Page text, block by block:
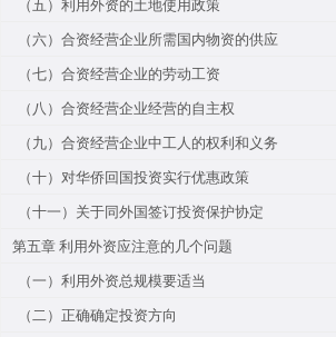
（五）利用外资的土地使用政策
（六）合资经营企业所需国内物资的供应
（七）合资经营企业的劳动工资
（八）合资经营企业经营的自主权
（九）合资经营企业中工人的权利和义务
（十）对华侨回国投资实行优惠政策
（十一）关于同外国签订投资保护协定
第五章 利用外资应注意的几个问题
（一）利用外资总规模要适当
（二）正确确定投资方向